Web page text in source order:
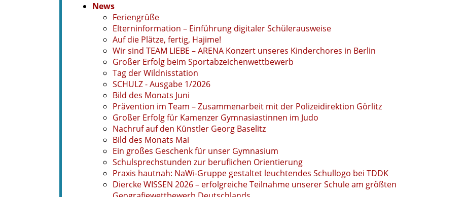
News
Feriengrüße
Elterninformation – Einführung digitaler Schülerausweise
Auf die Plätze, fertig, Hajime!
Wir sind TEAM LIEBE – ARENA Konzert unseres Kinderchores in Berlin
Großer Erfolg beim Sportabzeichenwettbewerb
Tag der Wildnisstation
SCHULZ - Ausgabe 1/2026
Bild des Monats Juni
Prävention im Team – Zusammenarbeit mit der Polizeidirektion Görlitz
Großer Erfolg für Kamenzer Gymnasiastinnen im Judo
Nachruf auf den Künstler Georg Baselitz
Bild des Monats Mai
Ein großes Geschenk für unser Gymnasium
Schulsprechstunden zur beruflichen Orientierung
Praxis hautnah: NaWi-Gruppe gestaltet leuchtendes Schullogo bei TDDK
Diercke WISSEN 2026 – erfolgreiche Teilnahme unserer Schule am größten